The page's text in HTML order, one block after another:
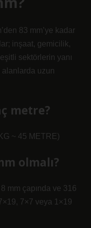
83 mm’ye kadar
inşaat, gemicilik,
sektörlerin yanı
alanlarda uzun
metre?
~ 45 METRE)
olmalı?
mm çapında ve 316
7×7 veya 1×19